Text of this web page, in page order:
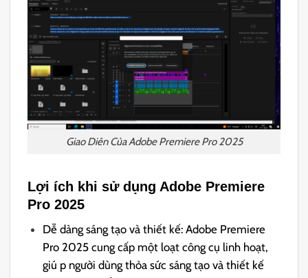
Giao Diên Của Adobe Premiere Pro 2025
Lợi ích khi sử dụng Adobe Premiere
Pro 2025
Dễ dàng sáng tạo và thiết kế: Adobe Premiere
Pro 2025 cung cấp một loạt công cụ linh hoạt,
giú p người dùng thỏa sức sáng tạo và thiết kế